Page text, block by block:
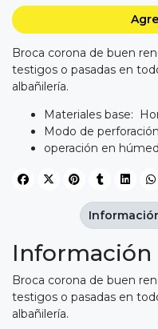
Broca corona de buen
testigos o pasadas en
albañilería.
Materiales base:
Modo de
operación en
Información
Broca corona de buen
testigos o pasadas en
albañilería.